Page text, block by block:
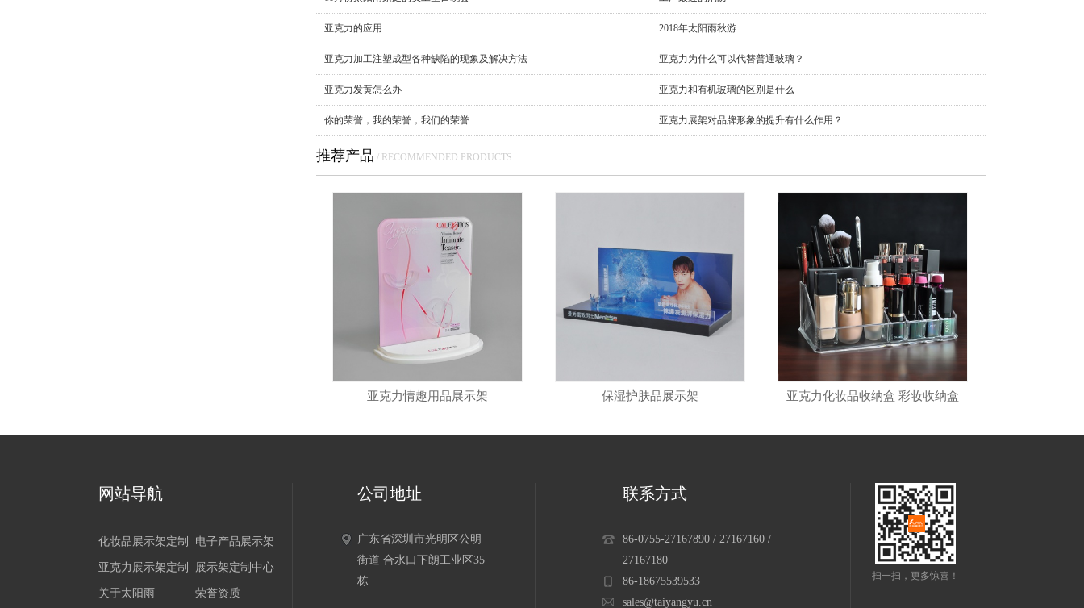
亚克力的应用 2018年太阳雨秋游
亚克力加工注塑成型各种缺陷的现象及解决方法 亚克力为什么可以代替普通玻璃？
亚克力发黄怎么办 亚克力和有机玻璃的区别是什么
你的荣誉，我的荣誉，我们的荣誉 亚克力展架对品牌形象的提升有什么作用？
推荐产品 / RECOMMENDED PRODUCTS
亚克力情趣用品展示架 保湿护肤品展示架 亚克力化妆品收纳盒 彩妆收纳盒
网站导航
化妆品展示架定制 电子产品展示架
亚克力展示架定制 展示架定制中心
关于太阳雨 荣誉资质
公司地址
广东省深圳市光明区公明
街道 合水口下朗工业区35
栋
联系方式
86-0755-27167890 / 27167160 /
27167180
86-18675539533
sales@taiyangyu.cn
扫一扫，更多惊喜！